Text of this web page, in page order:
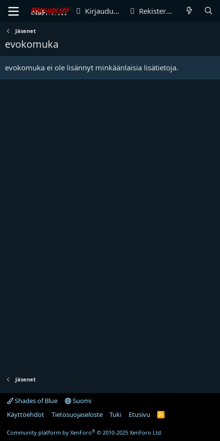
Kirjaudu sisään Rekisteröidy
Jäsenet
evokomuka
evokomuka ei ole lisännyt minkäänlaisia lisätietoja.
Jäsenet
Shades of Blue
Suomi
Käyttöehdot
Tietosuojaseloste Tuki Etusivu
R
Community platform by XenForo® © 2010-2025 XenForo Ltd.